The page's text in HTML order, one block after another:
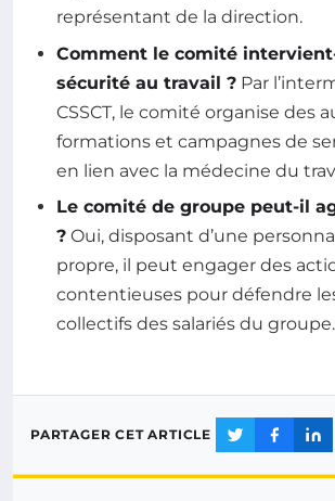
représentant de la direction.
Comment le comité
sécurité au travail ? Par
CSSCT, le comité organise des
formations et campagnes de
en lien avec la médecine du
Le comité de groupe peut-il
? Oui, disposant d’une
propre, il peut engager des
contentieuses pour défendre
collectifs des salariés du groupe.
PARTAGER CET ARTICLE